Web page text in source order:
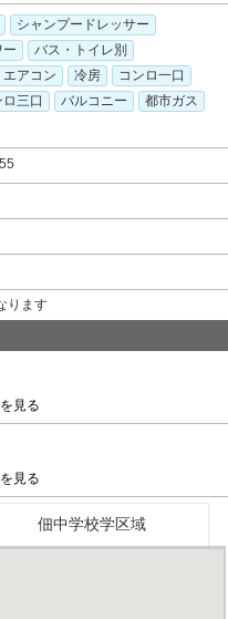
シャンプードレッサー
ー
バス・トイレ別
エアコン 冷房
コンロ一口
ロ三口 バルコニー
都市ガス
ります
見る
見る
佃中学校学区域